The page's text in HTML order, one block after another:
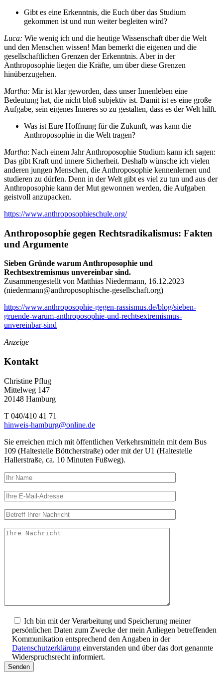
Gibt es eine Erkenntnis, die Euch über das Studium
gekommen ist und nun weiter begleiten wird?
Luca: Wie wenig ich und die heutige Wissenschaft über die Welt
und den Menschen wissen! Man bemerkt die eigenen und die
gesellschaftlichen Grenzen der Erkenntnis. Aber in der
Anthroposophie liegen die Kräfte, um über diese Grenzen
hinüberzugehen.
Martha: Mir ist klar geworden, dass unser Innenleben eine
Bedeutung hat, die nicht bloß subjektiv ist. Damit ist es eine große
Aufgabe, sein eigenes Inneres so zu gestalten, dass es der Welt hilft.
Was ist Eure Hoffnung für die Zukunft, was kann die
Anthroposophie in die Welt tragen?
Martha: Nach einem Jahr Anthroposophie Studium kann ich sagen:
Das gibt Kraft und innere Sicherheit. Deshalb wünsche ich vielen
anderen jungen Menschen, die Anthroposophie kennenlernen und
studieren zu dürfen. Denn in der Welt gibt es viel zu tun und aus der
Anthroposophie kann der Mut gewonnen werden, die Aufgaben
geistvoll anzupacken.
https://www.anthroposophieschule.org/
Anthroposophie gegen Rechtsradikalismus: Fakten
und Argumente
Sieben Gründe warum Anthroposophie und
Rechtsextremismus unvereinbar sind.
Zusammengestellt von Matthias Niedermann, 16.12.2023
(niedermann@anthroposophische-gesellschaft.org)
https://www.anthroposophie-gegen-rassismus.de/blog/sieben-
gruende-warum-anthroposophie-und-rechtsextremismus-
unvereinbar-sind
Anzeige
Kontakt
Christine Pflug
Mittelweg 147
20148 Hamburg
T 040/410 41 71
hinweis-hamburg@online.de
Sie erreichen mich mit öffentlichen Verkehrsmitteln mit dem Bus
109 (Haltestelle Böttcherstraße) oder mit der U1 (Haltestelle
Hallerstraße, ca. 10 Minuten Fußweg).
Ich bin mit der Verarbeitung und Speicherung meiner
persönlichen Daten zum Zwecke der mein Anliegen betreffenden
Kommunikation entsprechend den Angaben in der
Datenschutzerklärung einverstanden und über das dort genannte
Widerspruchsrecht informiert.